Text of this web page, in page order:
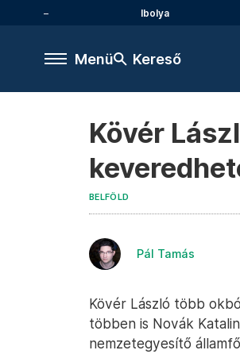
Ibolya
Menü Kereső
Kövér
BELFÖLD
Pál Tamás
Kövér László több
többen is Novák
nemzetegyesítő